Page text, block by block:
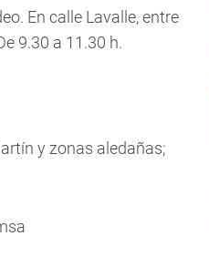
En calle Lavalle, entre
9.30 a 11.30 h.
y zonas aledañas;